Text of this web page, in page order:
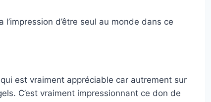
d’être seul au monde dans ce
est vraiment appréciable car autrement sur
C’est vraiment impressionnant ce don de